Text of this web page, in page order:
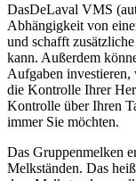
DasDeLaval VMS
Abhängigkeit von
und schafft
kann. Außerdem
Aufgaben investieren,
die Kontrolle Ihrer
Kontrolle über Ihren
immer Sie möchten.
Das Gruppenmelken
Melkständen. Das